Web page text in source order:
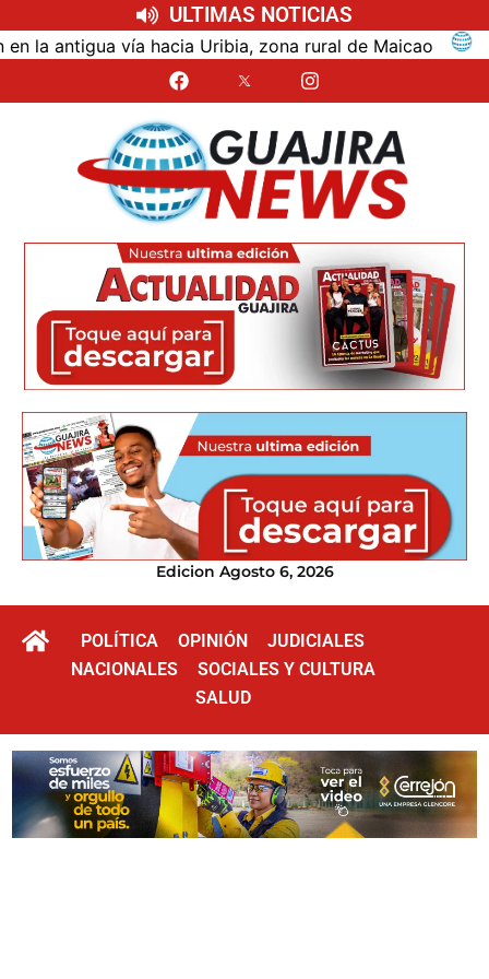
ULTIMAS NOTICIAS
antigua vía hacia Uribia, zona rural de Maicao
Edicion Agosto 6, 2026
POLÍTICA OPINIÓN
JUDICIALES
NACIONALES
SOCIALES Y CULTURA
SALUD